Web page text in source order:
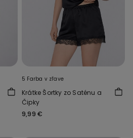
5 Farba v zľave
Krátke Šortky zo Saténu a
Čipky
9,99 €